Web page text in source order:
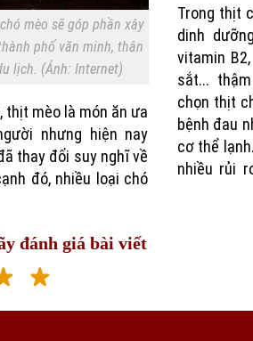
mèo sẽ góp phần xây
phố văn minh, thân
lịch. (Ảnh: Internet)
mèo là món ăn ưa
nhưng hiện nay
thay đổi suy nghĩ về
đó, nhiều loại chó
Trong thịt
dinh
vitamin
sắt...
chọn thịt
bệnh đau
cơ thể
nhiều rủi
đánh giá bài viết